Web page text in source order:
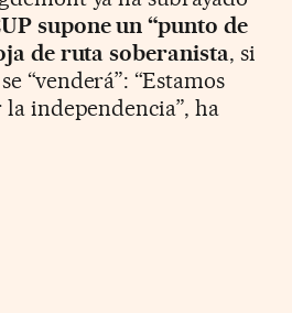
supone un “punto de
de ruta soberanista, si
“venderá”: “Estamos
independencia”, ha